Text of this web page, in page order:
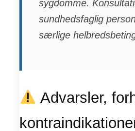
sygdomme.
sundhedsfaglig
særlige
Advarsler,